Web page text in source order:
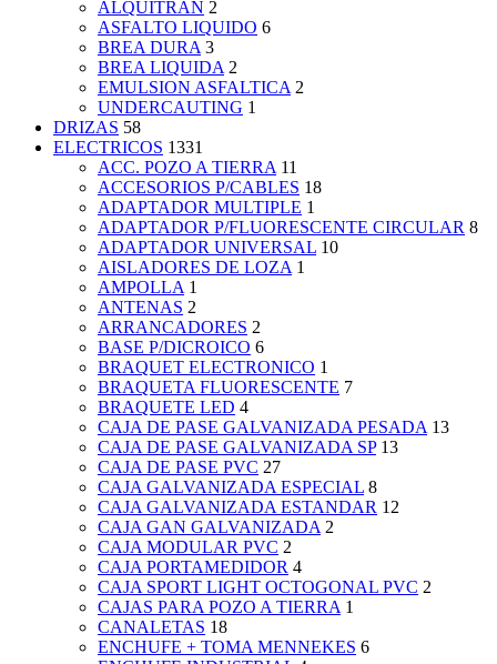
ALQUITRAN 2
ASFALTO LIQUIDO 6
BREA DURA 3
BREA LIQUIDA 2
EMULSION ASFALTICA 2
UNDERCAUTING 1
DRIZAS 58
ELECTRICOS 1331
ACC. POZO A TIERRA 11
ACCESORIOS P/CABLES 18
ADAPTADOR MULTIPLE 1
ADAPTADOR P/FLUORESCENTE CIRCULAR 8
ADAPTADOR UNIVERSAL 10
AISLADORES DE LOZA 1
AMPOLLA 1
ANTENAS 2
ARRANCADORES 2
BASE P/DICROICO 6
BRAQUET ELECTRONICO 1
BRAQUETA FLUORESCENTE 7
BRAQUETE LED 4
CAJA DE PASE GALVANIZADA PESADA 13
CAJA DE PASE GALVANIZADA SP 13
CAJA DE PASE PVC 27
CAJA GALVANIZADA ESPECIAL 8
CAJA GALVANIZADA ESTANDAR 12
CAJA GAN GALVANIZADA 2
CAJA MODULAR PVC 2
CAJA PORTAMEDIDOR 4
CAJA SPORT LIGHT OCTOGONAL PVC 2
CAJAS PARA POZO A TIERRA 1
CANALETAS 18
ENCHUFE + TOMA MENNEKES 6